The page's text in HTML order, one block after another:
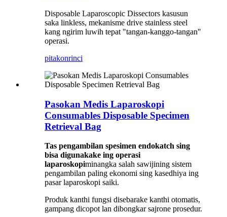
Disposable Laparoscopic Dissectors kasusun
saka linkless, mekanisme drive stainless steel
kang ngirim luwih tepat "tangan-kanggo-tangan"
operasi.
pitakonrinci
Pasokan Medis Laparoskopi
Consumables Disposable Specimen
Retrieval Bag
Tas pengambilan spesimen endokatch sing
bisa digunakake ing operasi
laparoskopiminangka salah sawijining sistem
pengambilan paling ekonomi sing kasedhiya ing
pasar laparoskopi saiki.
Produk kanthi fungsi disebarake kanthi otomatis,
gampang dicopot lan dibongkar sajrone prosedur.